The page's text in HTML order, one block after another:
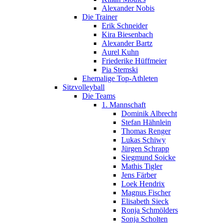
Alexander Nobis
Die Trainer
Erik Schneider
Kira Biesenbach
Alexander Bartz
Aurel Kuhn
Friederike Hüffmeier
Pia Stemski
Ehemalige Top-Athleten
Sitzvolleyball
Die Teams
1. Mannschaft
Dominik Albrecht
Stefan Hähnlein
Thomas Renger
Lukas Schiwy
Jürgen Schrapp
Siegmund Soicke
Mathis Tigler
Jens Färber
Loek Hendrix
Magnus Fischer
Elisabeth Sieck
Ronja Schmölders
Sonja Scholten